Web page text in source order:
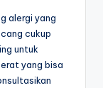
alergi yang
cukup
untuk
yang bisa